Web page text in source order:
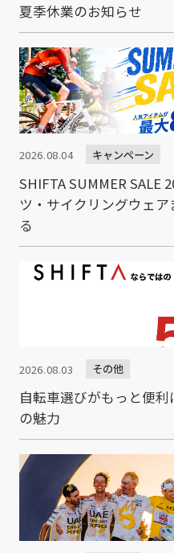
夏季休業のお知らせ
2026.08.04 キャンペーン
SHIFTA SUMMER SALE
ツ・サイクリングウェ
る
2026.08.03 その他
自転車選びがもっと便
の魅力